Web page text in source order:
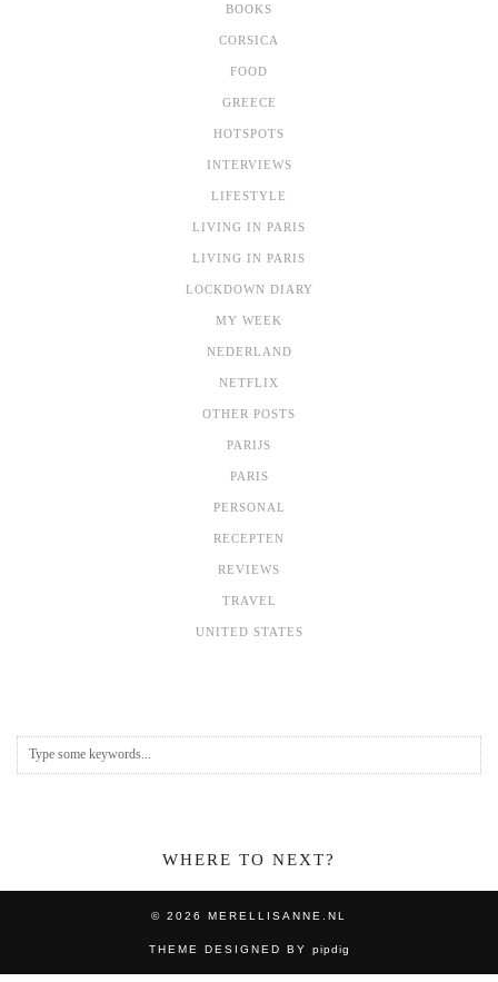
BOOKS
CORSICA
FOOD
GREECE
HOTSPOTS
INTERVIEWS
LIFESTYLE
LIVING IN PARIS
LIVING IN PARIS
LOCKDOWN DIARY
MY WEEK
NEDERLAND
NETFLIX
OTHER POSTS
PARIJS
PARIS
PERSONAL
RECEPTEN
REVIEWS
TRAVEL
UNITED STATES
WHERE TO NEXT?
© 2026 MERELLISANNE.NL
THEME DESIGNED BY pipdig